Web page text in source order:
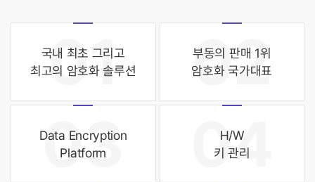
01
국내 최초 그리고
최고의 암호화 솔루션
02
부동의 판매 1위
암호화 국가대표
03
Data Encryption
Platform
04
H/W
키 관리